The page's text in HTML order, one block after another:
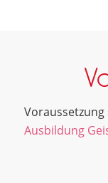
Ausbildung